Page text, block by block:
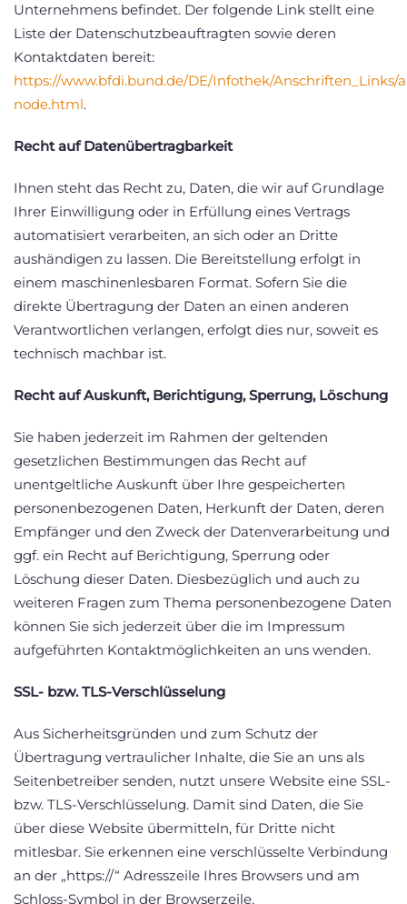
Unternehmens befindet. Der folgende Link stellt eine
Liste der Datenschutzbeauftragten sowie deren
Kontaktdaten bereit:
https://www.bfdi.bund.de/DE/Infothek/Anschriften_Links/
node.html.
Recht auf Datenübertragbarkeit
Ihnen steht das Recht zu, Daten, die wir auf Grundlage
Ihrer Einwilligung oder in Erfüllung eines Vertrags
automatisiert verarbeiten, an sich oder an Dritte
aushändigen zu lassen. Die Bereitstellung erfolgt in
einem maschinenlesbaren Format. Sofern Sie die
direkte Übertragung der Daten an einen anderen
Verantwortlichen verlangen, erfolgt dies nur, soweit es
technisch machbar ist.
Recht auf Auskunft, Berichtigung, Sperrung, Löschung
Sie haben jederzeit im Rahmen der geltenden
gesetzlichen Bestimmungen das Recht auf
unentgeltliche Auskunft über Ihre gespeicherten
personenbezogenen Daten, Herkunft der Daten, deren
Empfänger und den Zweck der Datenverarbeitung und
ggf. ein Recht auf Berichtigung, Sperrung oder
Löschung dieser Daten. Diesbezüglich und auch zu
weiteren Fragen zum Thema personenbezogene Daten
können Sie sich jederzeit über die im Impressum
aufgeführten Kontaktmöglichkeiten an uns wenden.
SSL- bzw. TLS-Verschlüsselung
Aus Sicherheitsgründen und zum Schutz der
Übertragung vertraulicher Inhalte, die Sie an uns als
Seitenbetreiber senden, nutzt unsere Website eine SSL-
bzw. TLS-Verschlüsselung. Damit sind Daten, die Sie
über diese Website übermitteln, für Dritte nicht
mitlesbar. Sie erkennen eine verschlüsselte Verbindung
an der „https://“ Adresszeile Ihres Browsers und am
Schloss-Symbol in der Browserzeile.